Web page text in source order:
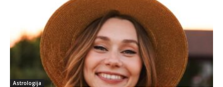
Astrologija